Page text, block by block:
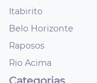
Itabirito
Belo Horizonte
Raposos
Rio Acima
Categorias